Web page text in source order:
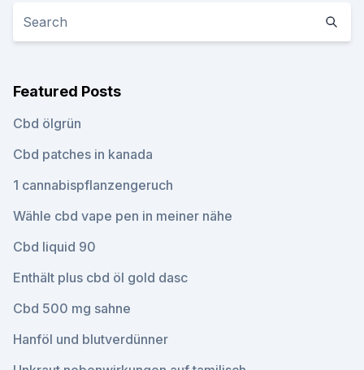
Featured Posts
Cbd ölgrün
Cbd patches in kanada
1 cannabispflanzengeruch
Wähle cbd vape pen in meiner nähe
Cbd liquid 90
Enthält plus cbd öl gold dasc
Cbd 500 mg sahne
Hanföl und blutverdünner